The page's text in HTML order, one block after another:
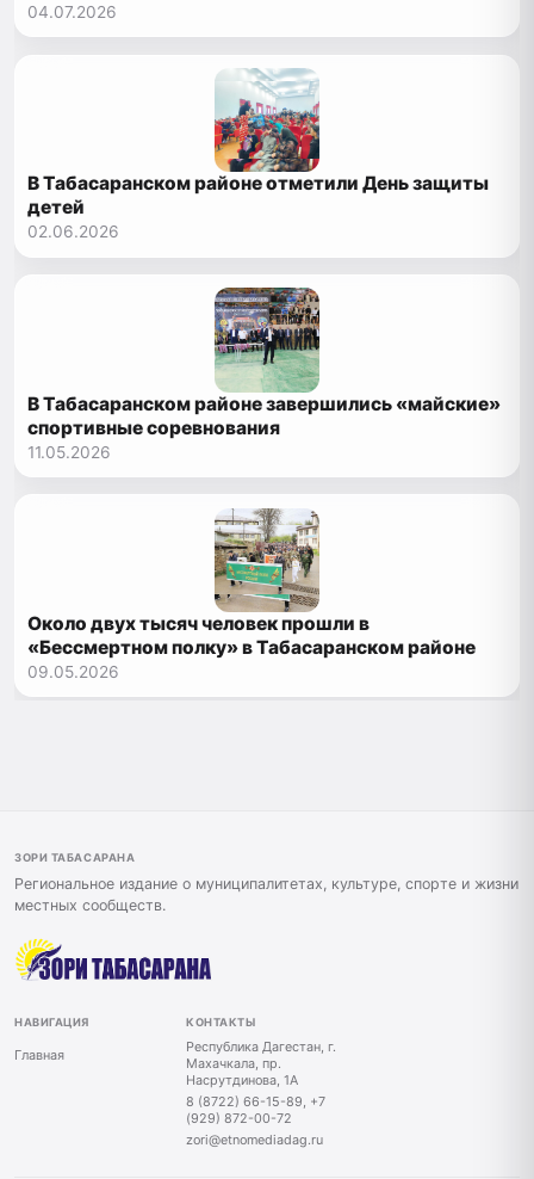
04.07.2026
В Табасаранском районе отметили День защиты
детей
02.06.2026
В Табасаранском районе завершились «майские»
спортивные соревнования
11.05.2026
Около двух тысяч человек прошли в
«Бессмертном полку» в Табасаранском районе
09.05.2026
ЗОРИ ТАБАСАРАНА
Региональное издание о муниципалитетах, культуре, спорте и жизни
местных сообществ.
НАВИГАЦИЯ
Главная
КОНТАКТЫ
Республика Дагестан, г.
Махачкала, пр.
Насрутдинова, 1А
8 (8722) 66-15-89, +7
(929) 872-00-72
zori@etnomediadag.ru